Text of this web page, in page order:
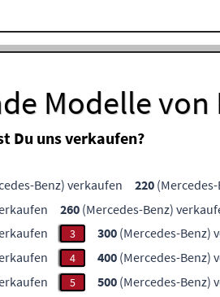
Modelle von
Du uns verkaufen?
Benz) verkaufen 220
260 (Mercedes-Benz)
3 300 (Mercedes-Benz)
4 400 (Mercedes-Benz)
5 500 (Mercedes-Benz)